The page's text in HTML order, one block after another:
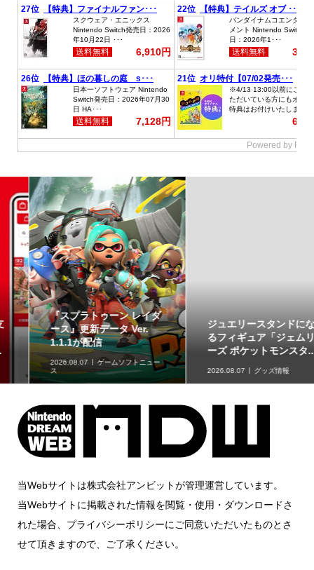
ジュエリースタンドにな
るフィギュア「ジェムリ
ーズ ポケットモンスタ...
2026.08.07 グッズ情報
草タイプのポケモンが集
合！「ポケットモンスタ
ー スイングコレクショ...
2026.08.07 グッズ情報
当Webサイトは株式会社アンビットが管理運営しています。
当Webサイトに掲載された情報を閲覧・使用・ダウンロードさ
れた場合、プライバシーポリシーにご同意いただいたものとさ
せて頂きますので、ご了承ください。